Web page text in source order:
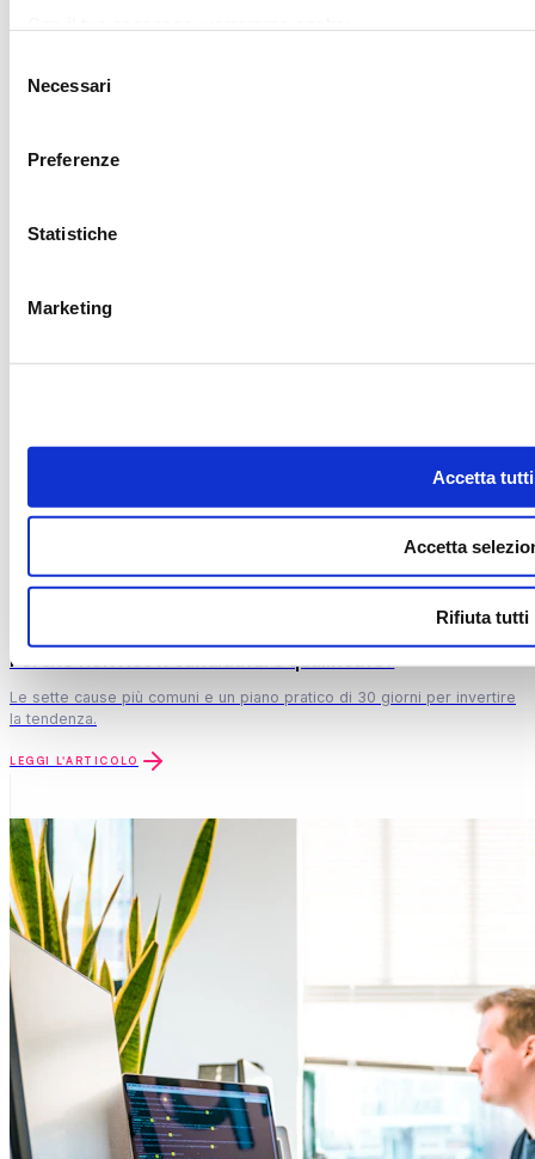
Identificare il tuo dispositivo, scansionandolo
Usiamo i cookie per far funzionare il sito, capire come
delNecessari
Preferenze
Statistiche
Marketing
Accetta tutti
Accetta
Rifiuta tutti
Perché non ricevi candidature qualificate?
Le sette cause più comuni e un piano pratico di 30 giorni per invertire
la tendenza.
LEGGI L'ARTICOLO